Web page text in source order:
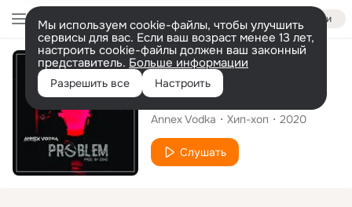
Войти
Мы используем cookie-файлы, чтобы улучшить
сервисы для вас. Если ваш возраст менее 13 лет,
настроить cookie-файлы должен ваш законный
представитель. Больше информации
Разрешить все Настроить
Сингл
Problem
Annex Vodka Хип-хоп 2020
Слушать